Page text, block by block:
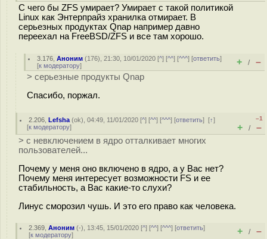
С чего бы ZFS умирает? Умирает с такой политикой
Linux как Энтерпрайз хранилка отмирает. В
серьезных продуктах Qnap например давно
переехал на FreeBSD/ZFS и все там хорошо.
3.176 ,Аноним (176), 21:30, 10/01/2020 [^] [^^] [^^^] [ответить]
[к модератору] + / –
> серьезные продукты Qnap
Cпасибо, поржал.
2.206 ,Lefsha (ok), 04:49, 11/01/2020 [^] [^^] [^^^] [ответить][↑]
[к модератору]
–1
+ / –
> с невключением в ядро отталкивает многих
пользователей...
Почему у меня оно включено в ядро, а у Вас нет?
Почему меня интересует возможности FS и ее
стабильность, а Вас какие-то слухи?
Линус сморозил чушь. И это его право как человека.
2.369 ,Аноним (-), 13:45, 15/01/2020 [^] [^^] [^^^] [ответить]
[к модератору] + / –